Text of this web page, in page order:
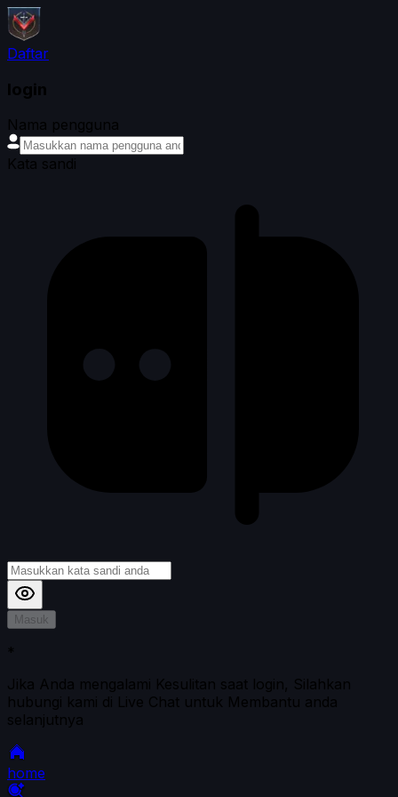
Daftar
login
Nama pengguna
Kata sandi
Masuk
*
Jika Anda mengalami Kesulitan saat login, Silahkan
hubungi kami di Live Chat untuk Membantu anda
selanjutnya
home